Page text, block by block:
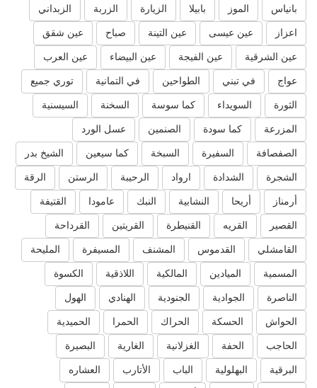
بانياس الموز بابيلا الزيارة الزربة الزبداني
اعزاز عين عيسى عين التينة صباح عين شقق
عين الشرقية عين الفيجة عين البيضاء عين العرب
عواج في تبني الطواحين في التمانية توري جميع
الثورة السويداء كما سوسة السخنة السيسنية
المزرعة كما سودة الصنمين عسل الورد
الصفصافة السفيرة السبخة كما سيعين الشيخ بدر
الشجرة الشدادة ارواد الرحيبة الرستن الرقة
أرمناز أريحا النشابية النبك عامودا القتيفة
القصير القريه القنيطرة القريتين القرداحة
القامشلي القدموس المشنف المسيفرة المليحة
المسمية الميادين المالكية اللاذقية الكسوة
الناصرة الجوادية الجنودية الهنادي الهول
الحواش الحسكة الحراك الحمرا الحميدية
الحاجب الحفة الغزلانية الغارية البصيرة
البرقية البهلولية الباب الأتارب العشاره